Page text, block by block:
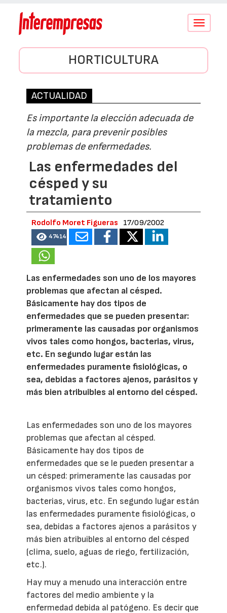
Conmutar
HORTICULTURA
ACTUALIDAD
Es importante la elección adecuada de
la mezcla, para prevenir posibles
problemas de enfermedades.
Las enfermedades del
césped y su
tratamiento
Rodolfo Moret Figueras 17/09/2002
47414
Las enfermedades son uno de los mayores
problemas que afectan al césped.
Básicamente hay dos tipos de
enfermedades que se pueden presentar:
primeramente las causadas por organismos
vivos tales como hongos, bacterias, virus,
etc. En segundo lugar están las
enfermedades puramente fisiológicas, o
sea, debidas a factores ajenos, parásitos y
más bien atribuibles al entorno del césped.
Las enfermedades son uno de los mayores
problemas que afectan al césped.
Básicamente hay dos tipos de
enfermedades que se le pueden presentar a
un césped: primeramente las causadas por
organismos vivos tales como hongos,
bacterias, virus, etc. En segundo lugar están
las enfermedades puramente fisiológicas, o
sea, debidas a factores ajenos a parásitos y
más bien atribuibles al entorno del césped
(clima, suelo, aguas de riego, fertilización,
etc.).
Hay muy a menudo una interacción entre
factores del medio ambiente y la
enfermedad debida al patógeno. Es decir que